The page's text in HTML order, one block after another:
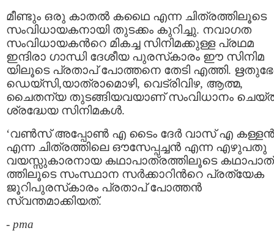
മീണ്ടും ഒരു കാതൽ കഥൈ എന്ന ചിത്രത്തിലൂടെ
സംവിധായകനായി തുടക്കം കുറിച്ചു. നവാഗത
സംവിധായകന്‍റെ മികച്ച സിനിമക്കുള്ള പ്രഥമ
ഇന്ദിരാ ഗാന്ധി ദേശീയ പുരസ്‌കാരം ഈ സിനിമ
യിലൂടെ പ്രതാപ് പോത്തനെ തേടി എത്തി.
ഡെയ്‌സി,യാത്രാമൊഴി, വെട്രിവിഴ, ആത്മ,
ചൈതന്യ തുടങ്ങിയവയാണ് സംവിധാനം
ശ്രദ്ധേയ സിനിമകൾ.
‘വണ്‍സ് അപ്പോണ്‍ എ ടൈം ദേര്‍ വാസ് എ
എന്ന ചിത്രത്തിലെ ഔസേപ്പച്ചൻ എന്ന എഴുപതു
വയസ്സുകാരനായ കഥാപാത്രത്തിലൂടെ
ത്തിലൂടെ സംസ്ഥാന സര്‍ക്കാറിന്‍റെ പ്രത്യേക
ജൂറിപുരസ്‌കാരം പ്രതാപ് പോത്തന്‍
സ്വന്തമാക്കിയത്.
- pma